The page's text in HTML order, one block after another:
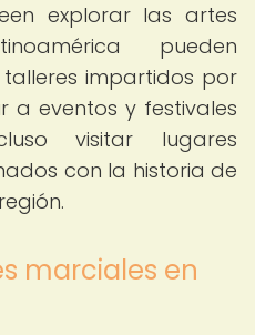
explorar las artes
pueden
impartidos por
a eventos y festivales
visitar lugares
con la historia de
marciales en